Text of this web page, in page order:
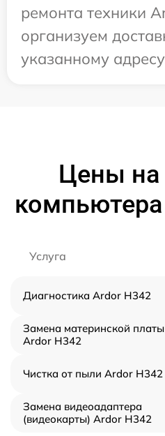
ремонта техники
организуем
указанному
Цены на
Услуга
Диагностика Ardor H342
Замена материнской платы
Ardor H342
Чистка от пыли Ardor H342
Замена видеоадаптера
(видеокарты) Ardor H342